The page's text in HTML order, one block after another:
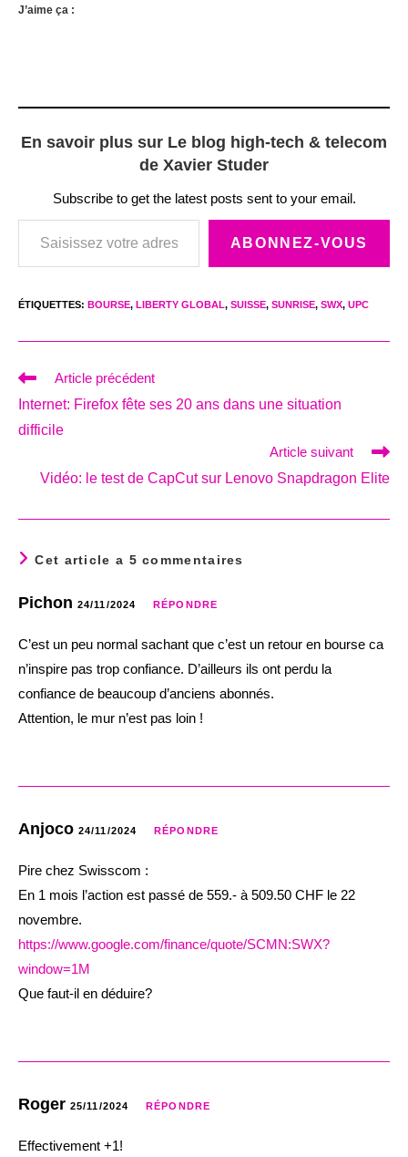
J’aime ça :
En savoir plus sur Le blog high-tech & telecom
de Xavier Studer
Subscribe to get the latest posts sent to your email.
Saisissez votre adresse e-mail…
ABONNEZ-VOUS
ÉTIQUETTES: BOURSE, LIBERTY GLOBAL, SUISSE, SUNRISE, SWX, UPC
Read
articles
Article précédent
Internet: Firefox fête ses 20 ans dans une situation
difficile
Article suivant
Vidéo: le test de CapCut sur Lenovo Snapdragon Elite
Cet article a 5 commentaires
Pichon 24/11/2024 RÉPONDRE
C’est un peu normal sachant que c’est un retour en bourse ca
n’inspire pas trop confiance. D’ailleurs ils ont perdu la
confiance de beaucoup d’anciens abonnés.
Attention, le mur n’est pas loin !
Anjoco 24/11/2024 RÉPONDRE
Pire chez Swisscom :
En 1 mois l’action est passé de 559.- à 509.50 CHF le 22
novembre.
https://www.google.com/finance/quote/SCMN:SWX?
window=1M
Que faut-il en déduire?
Roger 25/11/2024 RÉPONDRE
Effectivement +1!